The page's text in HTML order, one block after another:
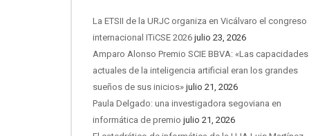
La ETSII de la URJC organiza en Vicálvaro el congreso
internacional ITiCSE 2026 julio 23, 2026
Amparo Alonso Premio SCIE BBVA: «Las capacidades
actuales de la inteligencia artificial eran los grandes
sueños de sus inicios» julio 21, 2026
Paula Delgado: una investigadora segoviana en
informática de premio julio 21, 2026